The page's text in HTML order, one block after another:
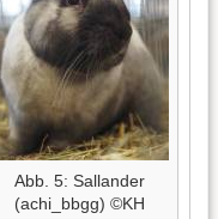
Abb. 5: Sallander
(achi_bbgg) ©KH